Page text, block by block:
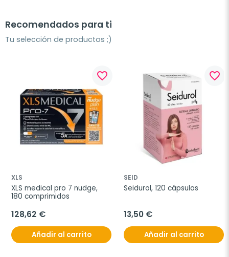
Recomendados para ti
Tu selección de productos ;)
favorite_border
XLS
XLS medical pro 7 nudge,
180 comprimidos
128,62 €
Añadir al carrito
favorite_border
SEID
Seidurol, 120 cápsulas
13,50 €
Añadir al carrito